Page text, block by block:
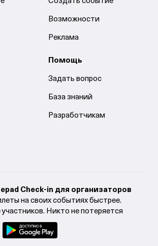
Возможности
Реклама
Помощь
Задать вопрос
База знаний
Разработчикам
Check-in для организаторов
на своих событиях быстрее.
Никто не потеряется